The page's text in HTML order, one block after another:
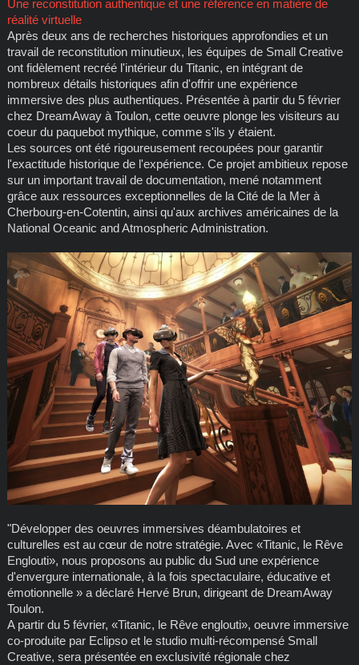
Une reconstitution authentique et une référence en matière de
réalité virtuelle
Après deux ans de recherches historiques approfondies et un
travail de reconstitution minutieux, les équipes de Small Creative
ont fidèlement recréé l'intérieur du Titanic, en intégrant de
nombreux détails historiques afin d'offrir une expérience
immersive des plus authentiques. Présentée à partir du 5 février
chez DreamAway à Toulon, cette oeuvre plonge les visiteurs au
coeur du paquebot mythique, comme s'ils y étaient.
Les sources ont été rigoureusement recoupées pour garantir
l'exactitude historique de l'expérience. Ce projet ambitieux repose
sur un important travail de documentation, mené notamment
grâce aux ressources exceptionnelles de la Cité de la Mer à
Cherbourg-en-Cotentin, ainsi qu'aux archives américaines de la
National Oceanic and Atmospheric Administration.
"Développer des oeuvres immersives déambulatoires et
culturelles est au cœur de notre stratégie. Avec «Titanic, le Rêve
Englouti», nous proposons au public du Sud une expérience
d'envergure internationale, à la fois spectaculaire, éducative et
émotionnelle » a déclaré Hervé Brun, dirigeant de DreamAway
Toulon.
A partir du 5 février, «Titanic, le Rêve englouti», oeuvre immersive
co-produite par Eclipso et le studio multi-récompensé Small
Creative, sera présentée en exclusivité régionale chez